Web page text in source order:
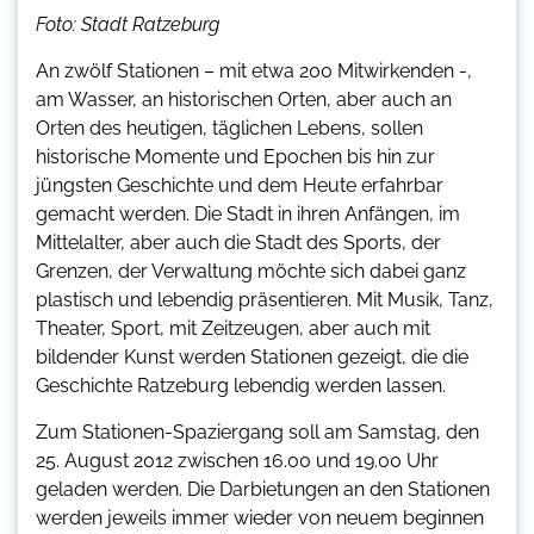
Foto: Stadt Ratzeburg
An zwölf Stationen – mit etwa 200 Mitwirkenden -,
am Wasser, an historischen Orten, aber auch an
Orten des heutigen, täglichen Lebens, sollen
historische Momente und Epochen bis hin zur
jüngsten Geschichte und dem Heute erfahrbar
gemacht werden. Die Stadt in ihren Anfängen, im
Mittelalter, aber auch die Stadt des Sports, der
Grenzen, der Verwaltung möchte sich dabei ganz
plastisch und lebendig präsentieren. Mit Musik, Tanz,
Theater, Sport, mit Zeitzeugen, aber auch mit
bildender Kunst werden Stationen gezeigt, die die
Geschichte Ratzeburg lebendig werden lassen.
Zum Stationen-Spaziergang soll am Samstag, den
25. August 2012 zwischen 16.00 und 19.00 Uhr
geladen werden. Die Darbietungen an den Stationen
werden jeweils immer wieder von neuem beginnen